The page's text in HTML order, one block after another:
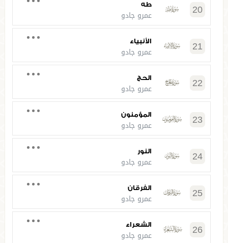
20 طه
عمرو جادو
21 الأنبياء
عمرو جادو
22 الحج
عمرو جادو
23 المؤمنون
عمرو جادو
24 النور
عمرو جادو
25 الفرقان
عمرو جادو
26 الشعراء
عمرو جادو